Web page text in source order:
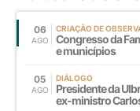
06
AGO
CRIAÇÃO DE
Congresso da
e municípios
05
AGO
DIÁLOGO
Presidente da
ex-ministro